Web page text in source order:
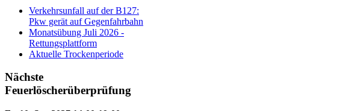
Verkehrsunfall auf der B127:
Pkw gerät auf Gegenfahrbahn
Monatsübung Juli 2026 -
Rettungsplattform
Aktuelle Trockenperiode
Nächste
Feuerlöscherüberprüfung